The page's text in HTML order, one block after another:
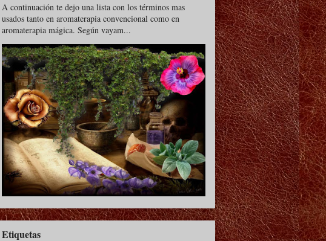
A continuación te dejo una lista con los términos mas
usados tanto en aromaterapia convencional como en
aromaterapia mágica. Según vayam...
Etiquetas